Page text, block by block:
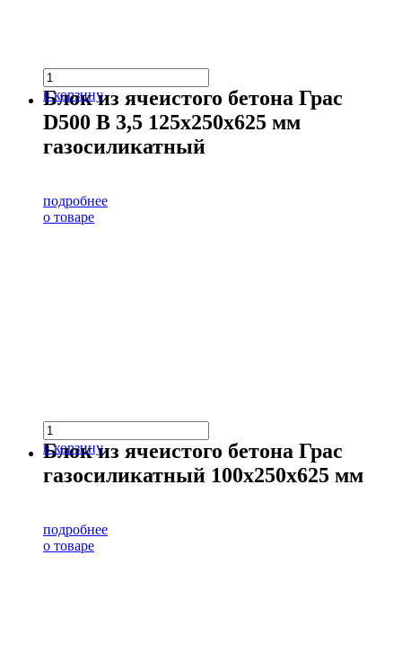
в корзину
Блок из ячеистого бетона Грас
D500 В 3,5 125х250х625 мм
газосиликатный
подробнее
о товаре
в корзину
Блок из ячеистого бетона Грас
газосиликатный 100х250х625 мм
подробнее
о товаре